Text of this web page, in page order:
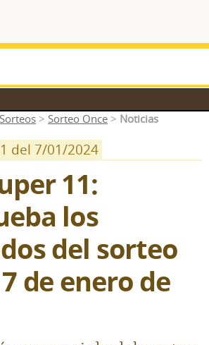
> Sorteo Once > Noticias
del 7/01/2024
11:
los
del sorteo
de enero de